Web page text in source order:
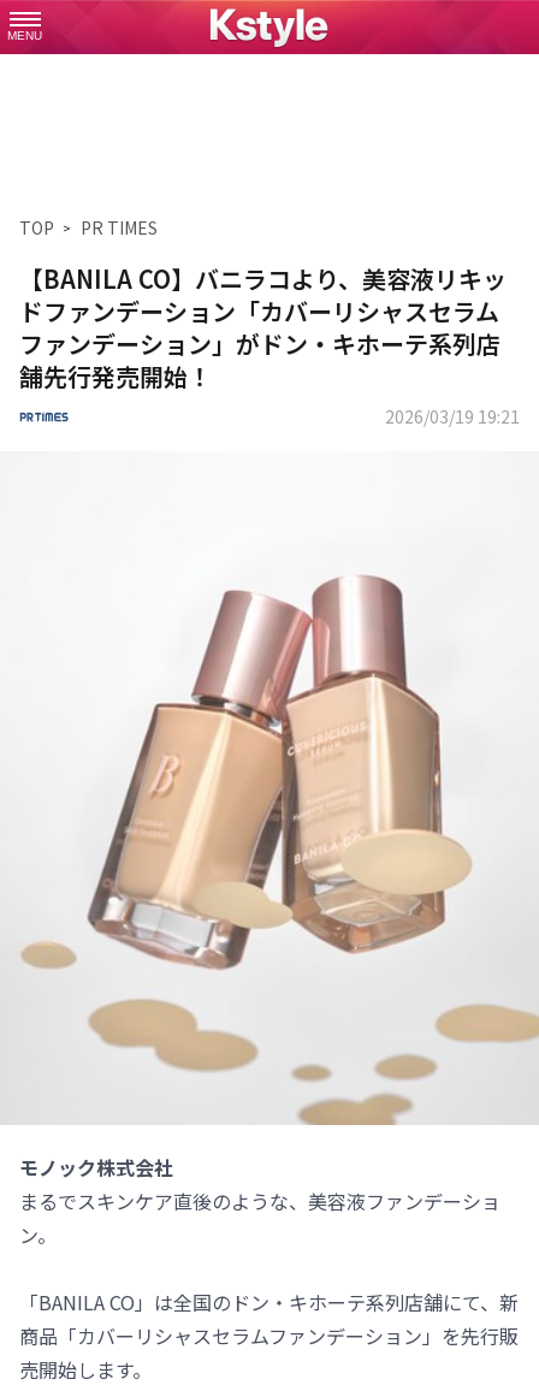
MENU
TOP PR TIMES
【BANILA CO】バニラコより、美容液リキッ
ドファンデーション「カバーリシャスセラム
ファンデーション」がドン・キホーテ系列店
舗先行発売開始！
2026/03/19 19:21
モノック株式会社
まるでスキンケア直後のような、美容液ファンデーショ
ン。
「BANILA CO」は全国のドン・キホーテ系列店舗にて、新
商品「カバーリシャスセラムファンデーション」を先行販
売開始します。